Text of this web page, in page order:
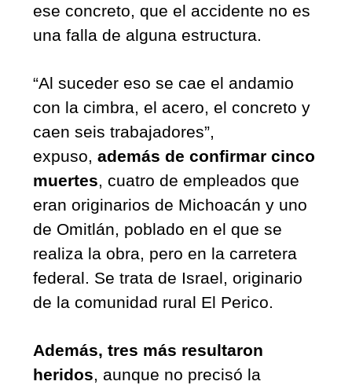
ese concreto, que el accidente no es
una falla de alguna estructura.
“Al suceder eso se cae el andamio
con la cimbra, el acero, el concreto y
caen seis trabajadores”,
expuso, además de confirmar cinco
muertes, cuatro de empleados que
eran originarios de Michoacán y uno
de Omitlán, poblado en el que se
realiza la obra, pero en la carretera
federal. Se trata de Israel, originario
de la comunidad rural El Perico.
Además, tres más resultaron
heridos, aunque no precisó la